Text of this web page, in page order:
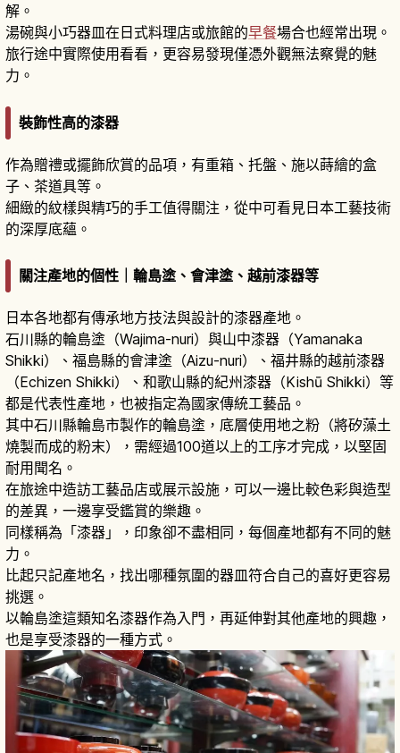
解。
湯碗與小巧器皿在日式料理店或旅館的早餐場合也經常出現。
旅行途中實際使用看看，更容易發現僅憑外觀無法察覺的魅
力。
裝飾性高的漆器
作為贈禮或擺飾欣賞的品項，有重箱、托盤、施以蒔繪的盒
子、茶道具等。
細緻的紋樣與精巧的手工值得關注，從中可看見日本工藝技術
的深厚底蘊。
關注產地的個性｜輪島塗、會津塗、越前漆器等
日本各地都有傳承地方技法與設計的漆器產地。
石川縣的輪島塗（Wajima-nuri）與山中漆器（Yamanaka
Shikki）、福島縣的會津塗（Aizu-nuri）、福井縣的越前漆器
（Echizen Shikki）、和歌山縣的紀州漆器（Kishū Shikki）等
都是代表性產地，也被指定為國家傳統工藝品。
其中石川縣輪島市製作的輪島塗，底層使用地之粉（將矽藻土
燒製而成的粉末），需經過100道以上的工序才完成，以堅固
耐用聞名。
在旅途中造訪工藝品店或展示設施，可以一邊比較色彩與造型
的差異，一邊享受鑑賞的樂趣。
同樣稱為「漆器」，印象卻不盡相同，每個產地都有不同的魅
力。
比起只記產地名，找出哪種氛圍的器皿符合自己的喜好更容易
挑選。
以輪島塗這類知名漆器作為入門，再延伸對其他產地的興趣，
也是享受漆器的一種方式。